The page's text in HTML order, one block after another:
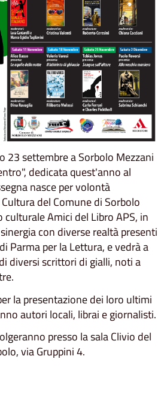
23 settembre a Sorbolo Mezzani
dedicata quest'anno al
nasce per volontà
del Comune di Sorbolo
culturale Amici del Libro APS, in
con diverse realtà presenti
Parma per la Lettura, e vedrà a
diversi scrittori di gialli, noti a
la presentazione dei loro ultimi
autori locali, librai e giornalisti.
presso la sala Clivio del
via Gruppini 4.